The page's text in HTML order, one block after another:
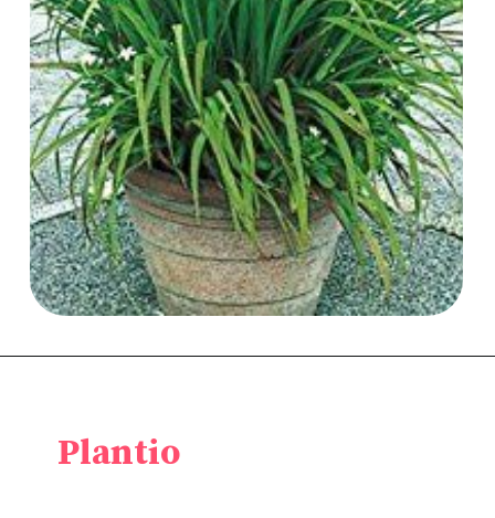
Plantio